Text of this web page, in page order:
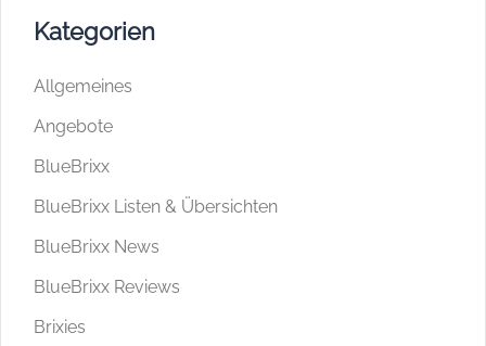
Kategorien
Allgemeines
Angebote
BlueBrixx
BlueBrixx Listen & Übersichten
BlueBrixx News
BlueBrixx Reviews
Brixies